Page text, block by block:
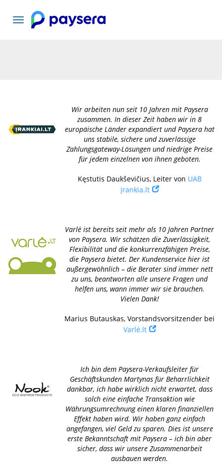
Toggle
navigation
Wir arbeiten nun seit 10 Jahren mit Paysera
zusammen. In dieser Zeit haben wir in 8
europäische Länder expandiert und Paysera hat
uns stabile, sichere und zuverlässige
Zahlungsgateway-Lösungen und niedrige Preise
für jedem einzelnen von ihnen geboten.
Kęstutis Daukševičius, Leiter von UAB
Įrankia.lt
Varlė ist bereits seit mehr als 10 Jahren Partner
von Paysera. Wir schätzen die Zuverlässigkeit,
Flexibilität und die konkurrenzfähigen Preise,
die Paysera bietet. Der Kundenservice hier ist
außergewöhnlich – die Berater sind immer nett
zu uns, beantworten alle unsere Fragen und
helfen uns, wann immer wir sie brauchen.
Vielen Dank!
Marius Butauskas, Vorstandsvorsitzender bei
Varlė.lt
Ich bin dem Paysera-Verkaufsleiter für
Geschäftskunden Martynas für Beharrlichkeit
dankbar, ich habe wirklich nicht erwartet, dass
solch eine einfache Transaktion wie
Währungsumrechnung einen klaren finanziellen
Effekt haben wird. Wir haben ganz einfach
angefangen, viel Geld zu sparen. Dies ist unsere
erste Bekanntschaft mit Paysera – ich bin aber
sicher, dass wir unsere Zusammenarbeit
ausbauen werden.